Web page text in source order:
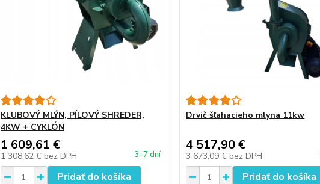
KLUBOVÝ MLÝN, PÍLOVÝ SHREDER,
4KW + CYKLÓN
1 609,61 €
1 308,62 € bez DPH 3-7 dní
Pridať do košíka
Drvič šľahacieho mlyna 11kw
4 517,90 €
3 673,09 € bez DPH
Pridať do košíka